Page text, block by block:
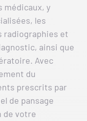
médicaux, y
les
radiographies et
ainsi que
Avec
du
prescrits par
de pansage
de votre